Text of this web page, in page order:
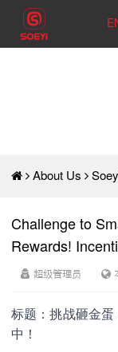
About Us
Challenge to
Rewards!
超级管理员
标题：挑战砸金
中！